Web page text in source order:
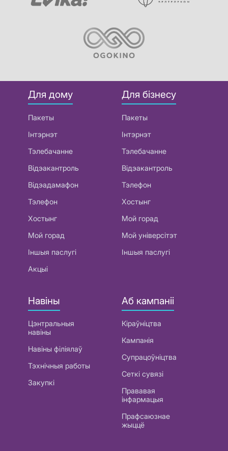
Для дому
Пакеты
Інтэрнэт
Тэлебачанне
Відэакантроль
Відэадамафон
Тэлефон
Хостынг
Мой горад
Іншыя паслугі
Акцыі
Для бізнесу
Пакеты
Інтэрнэт
Тэлебачанне
Відэакантроль
Тэлефон
Хостынг
Мой горад
Мой універсітэт
Іншыя паслугі
Навіны
Цэнтральныя
навіны
Навіны філіялаў
Тэхнічныя работы
Закупкі
Аб кампаніі
Кіраўніцтва
Кампанія
Супрацоўніцтва
Сеткі сувязі
Прававая
інфармацыя
Прафсаюзнае
жыццё